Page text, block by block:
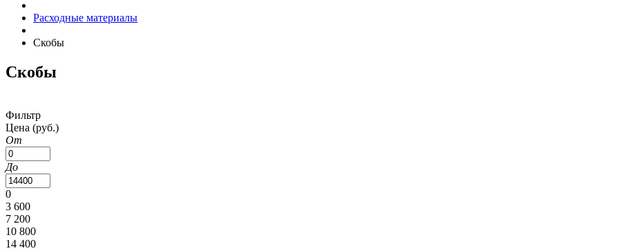
Расходные материалы
Скобы
Скобы
Фильтр
Цена (руб.)
От
До
0
3 600
7 200
10 800
14 400